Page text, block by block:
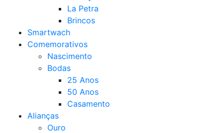
La Petra
Brincos
Smartwach
Comemorativos
Nascimento
Bodas
25 Anos
50 Anos
Casamento
Alianças
Ouro